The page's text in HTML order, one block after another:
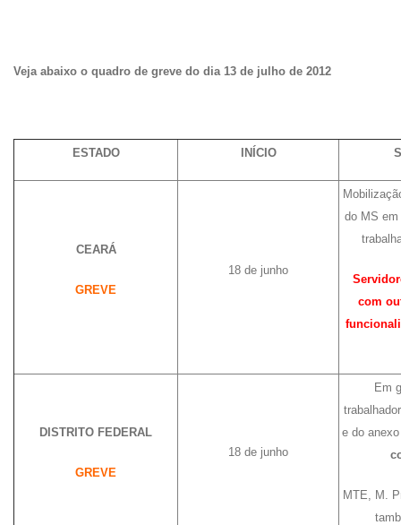
Veja abaixo o quadro de greve do dia 13 de julho de 2012
ESTADO INÍCIO
CEARÁ
GREVE
18 de junho
do MS
com
DISTRITO FEDERAL
GREVE
18 de junho
Em
e do
MTE, M.